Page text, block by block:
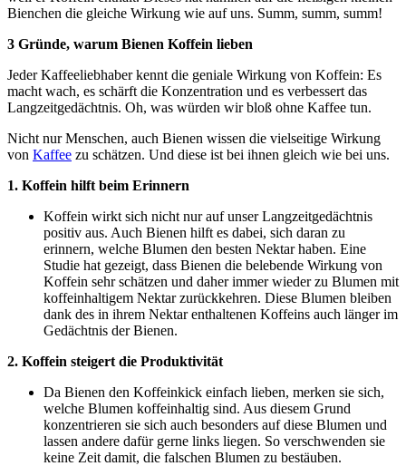
Bienchen die gleiche Wirkung wie auf uns. Summ, summ, summ!
3 Gründe, warum Bienen Koffein lieben
Jeder Kaffeeliebhaber kennt die geniale Wirkung von Koffein: Es
macht wach, es schärft die Konzentration und es verbessert das
Langzeitgedächtnis. Oh, was würden wir bloß ohne Kaffee tun.
Nicht nur Menschen, auch Bienen wissen die vielseitige Wirkung
von Kaffee zu schätzen. Und diese ist bei ihnen gleich wie bei uns.
1. Koffein hilft beim Erinnern
Koffein wirkt sich nicht nur auf unser Langzeitgedächtnis
positiv aus. Auch Bienen hilft es dabei, sich daran zu
erinnern, welche Blumen den besten Nektar haben. Eine
Studie hat gezeigt, dass Bienen die belebende Wirkung von
Koffein sehr schätzen und daher immer wieder zu Blumen mit
koffeinhaltigem Nektar zurückkehren. Diese Blumen bleiben
dank des in ihrem Nektar enthaltenen Koffeins auch länger im
Gedächtnis der Bienen.
2. Koffein steigert die Produktivität
Da Bienen den Koffeinkick einfach lieben, merken sie sich,
welche Blumen koffeinhaltig sind. Aus diesem Grund
konzentrieren sie sich auch besonders auf diese Blumen und
lassen andere dafür gerne links liegen. So verschwenden sie
keine Zeit damit, die falschen Blumen zu bestäuben.